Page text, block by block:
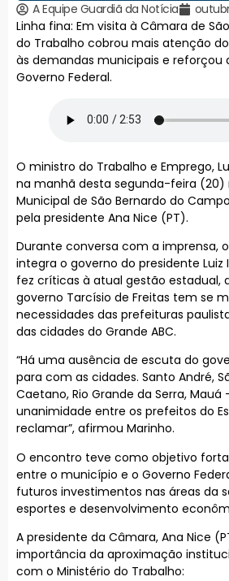
A Equipe Guardiã da Notícia
Linha fina: Em visita à Câmara de
do Trabalho cobrou mais atenção
às demandas municipais e reforçou
Governo Federal.
O ministro do Trabalho e Emprego,
na manhã desta segunda-feira (20)
Municipal de São Bernardo do
pela presidente Ana Nice (PT).
Durante conversa com a imprensa,
integra o governo do presidente Luiz
fez críticas à atual gestão estadual,
governo Tarcísio de Freitas tem se
necessidades das prefeituras
das cidades do Grande ABC.
“Há uma ausência de escuta do
para com as cidades. Santo André,
Caetano, Rio Grande da Serra,
unanimidade entre os prefeitos do
reclamar”, afirmou Marinho.
O encontro teve como objetivo
entre o município e o Governo
futuros investimentos nas áreas da
esportes e desenvolvimento
A presidente da Câmara, Ana Nice
importância da aproximação
com o Ministério do Trabalho: